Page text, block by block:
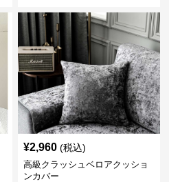
¥2,960 (税込)
高級クラッシュベロアクッショ
ンカバー